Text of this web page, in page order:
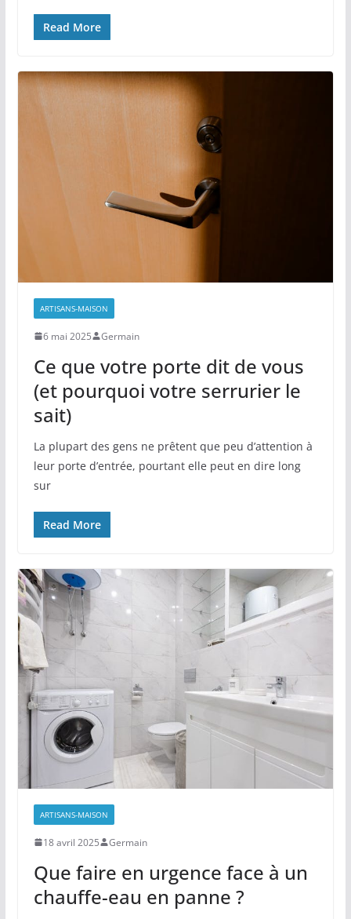
Read More
ARTISANS-MAISON
6 mai 2025 Germain
Ce que votre porte dit de vous
(et pourquoi votre serrurier le
sait)
La plupart des gens ne prêtent que peu d’attention à
leur porte d’entrée, pourtant elle peut en dire long
sur
Read More
ARTISANS-MAISON
18 avril 2025 Germain
Que faire en urgence face à un
chauffe-eau en panne ?